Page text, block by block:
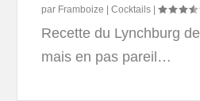
par Framboize |Cocktails |
Recette du Lynchburg
mais en pas pareil…